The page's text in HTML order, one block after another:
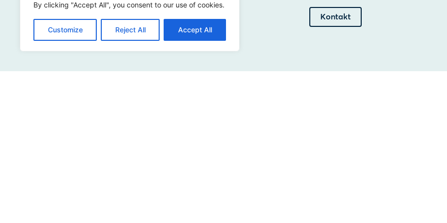
By clicking "Accept All", you consent to our use of cookies.
Customize Reject All Accept All
Kontakt